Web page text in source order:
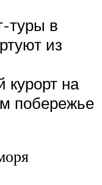
туры в
из
на
побережье